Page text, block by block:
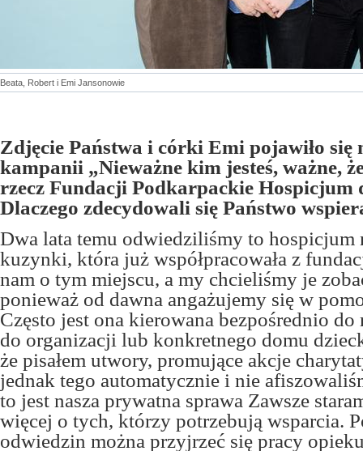
Beata, Robert i Emi Jansonowie
Zdjęcie Państwa i córki Emi pojawiło
kampanii „Nieważne kim jesteś, ważne,
rzecz Fundacji Podkarpackie Hospicjum
Dlaczego zdecydowali się Państwo
Dwa lata temu odwiedziliśmy to hospicjum
kuzynki, która już współpracowała z
nam o tym miejscu, a my chcieliśmy je
ponieważ od dawna angażujemy się w
Często jest ona kierowana bezpośrednio do
do organizacji lub konkretnego domu
że pisałem utwory, promujące akcje
jednak tego automatycznie i nie
to jest nasza prywatna sprawa Zawsze
więcej o tych, którzy potrzebują wsparcia.
odwiedzin można przyjrzeć się pracy